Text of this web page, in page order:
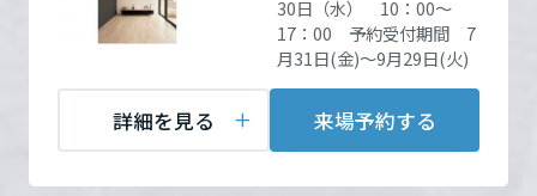
ホームラウンジ 新築・戸建て
ウエルネス事業
海外事業
30日（水） 10：00～
17：00 予約受付期間 7
月31日(金)～9月29日(火)
詳細を見る 来場予約する
埼玉県
千葉県
お問い合
0120-338-219
営業時間：10:00～17:00
定休日：火・水・第一日曜
日
担当者：天野・萩田